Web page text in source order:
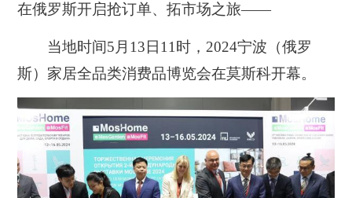
在俄罗斯开启抢订单、拓市场之旅——
当地时间5月13日11时，2024宁波（俄罗
斯）家居全品类消费品博览会在莫斯科开幕。